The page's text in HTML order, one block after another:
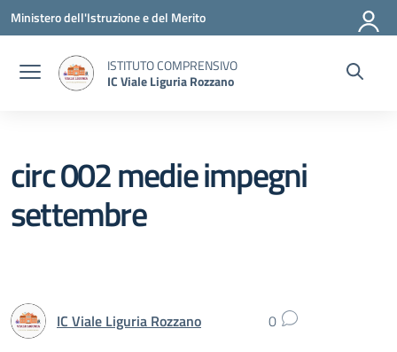
Vai ai contenuti
Vai al menu di navigazione
Vai al footer
Ministero dell'Istruzione e del Merito
ISTITUTO COMPRENSIVO
IC Viale Liguria Rozzano
circ 002 medie impegni
settembre
IC Viale Liguria Rozzano 0